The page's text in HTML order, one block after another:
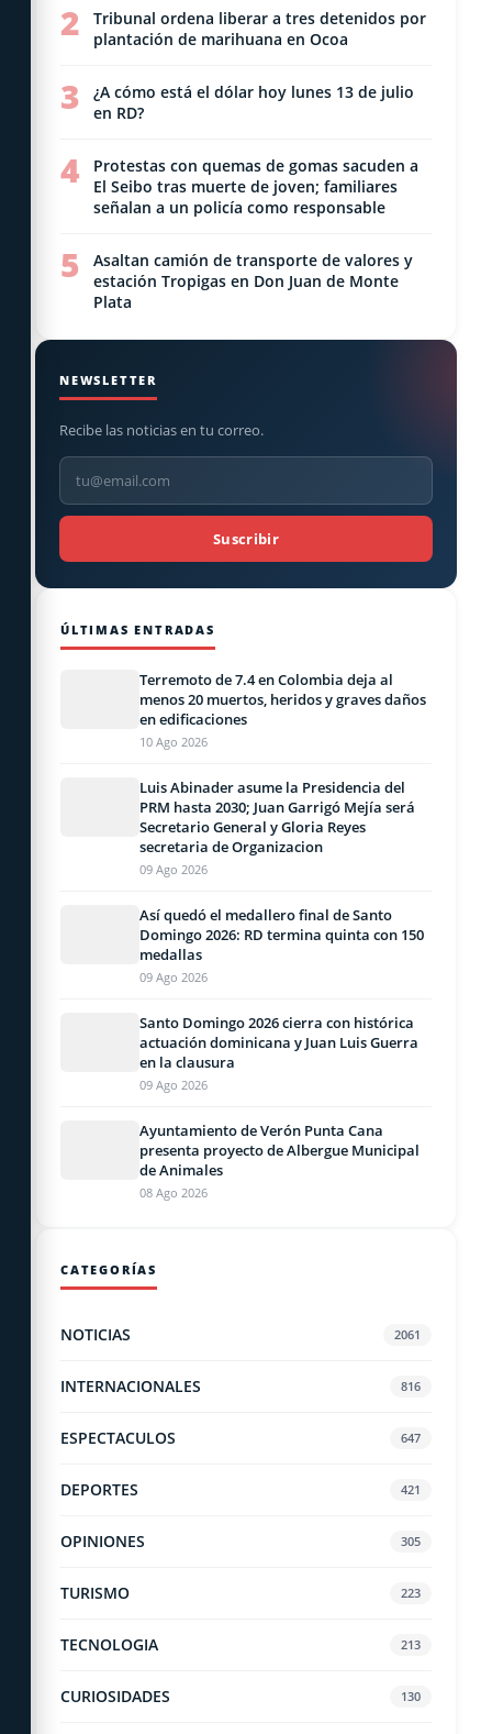
2
Tribunal ordena liberar a tres detenidos por
plantación de marihuana en Ocoa
3
¿A cómo está el dólar hoy lunes 13 de julio
en RD?
4
Protestas con quemas de gomas sacuden a
El Seibo tras muerte de joven; familiares
señalan a un policía como responsable
5
Asaltan camión de transporte de valores y
estación Tropigas en Don Juan de Monte
Plata
NEWSLETTER
Recibe las noticias en tu correo.
Suscribir
ÚLTIMAS ENTRADAS
Terremoto de 7.4 en Colombia deja al
menos 20 muertos, heridos y graves daños
en edificaciones
10 Ago 2026
Luis Abinader asume la Presidencia del
PRM hasta 2030; Juan Garrigó Mejía será
Secretario General y Gloria Reyes
secretaria de Organizacion
09 Ago 2026
Así quedó el medallero final de Santo
Domingo 2026: RD termina quinta con 150
medallas
09 Ago 2026
Santo Domingo 2026 cierra con histórica
actuación dominicana y Juan Luis Guerra
en la clausura
09 Ago 2026
Ayuntamiento de Verón Punta Cana
presenta proyecto de Albergue Municipal
de Animales
08 Ago 2026
CATEGORÍAS
NOTICIAS 2061
INTERNACIONALES 816
ESPECTACULOS 647
DEPORTES 421
OPINIONES 305
TURISMO 223
TECNOLOGIA 213
CURIOSIDADES 130